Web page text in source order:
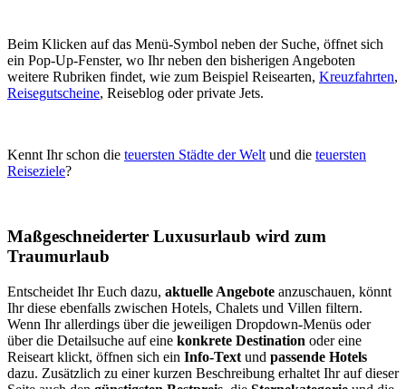
Beim Klicken auf das Menü-Symbol neben der Suche, öffnet sich
ein Pop-Up-Fenster, wo Ihr neben den bisherigen Angeboten
weitere Rubriken findet, wie zum Beispiel Reisearten, Kreuzfahrten,
Reisegutscheine, Reiseblog oder private Jets.
Kennt Ihr schon die teuersten Städte der Welt und die teuersten
Reiseziele?
Maßgeschneiderter Luxusurlaub wird zum
Traumurlaub
Entscheidet Ihr Euch dazu, aktuelle Angebote anzuschauen, könnt
Ihr diese ebenfalls zwischen Hotels, Chalets und Villen filtern.
Wenn Ihr allerdings über die jeweiligen Dropdown-Menüs oder
über die Detailsuche auf eine konkrete Destination oder eine
Reiseart klickt, öffnen sich ein Info-Text und passende Hotels
dazu. Zusätzlich zu einer kurzen Beschreibung erhaltet Ihr auf dieser